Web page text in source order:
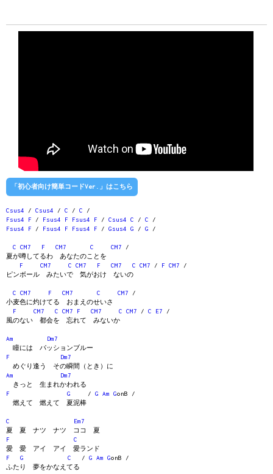
「初心者向け簡単コードVer.」はこちら
Csus4 / Csus4 / C / C /
Fsus4
F / Fsus4 F Fsus4 F / Csus4 C / C /
Fsus4
F / Fsus4 F Fsus4 F / Gsus4 G / G /
C CM7 F CM7 C CM7 /
夏が噂してるわ あなたのことを
F
CM7 C CM7 F CM7 C CM7 / F CM7 /
ピンボール みたいで 気がおけ ないの
C CM7 F CM7 C CM7 /
小麦色に灼けてる おまえのせいさ
F
CM7 C CM7 F CM7 C CM7 / C E7 /
風のない 都会を 忘れて みないか
Am
Dm7
瞳には パッションブルー
F
Dm7
めぐり逢う その瞬間（とき）に
Am
Dm7
きっと 生まれかわれる
F
G / G Am GonB /
燃えて 燃えて 夏泥棒
C
Em7
夏 夏 ナツ ナツ ココ 夏
F
C
愛 愛 アイ アイ 愛ランド
F
G C / G Am GonB /
ふたり 夢をかなえてる